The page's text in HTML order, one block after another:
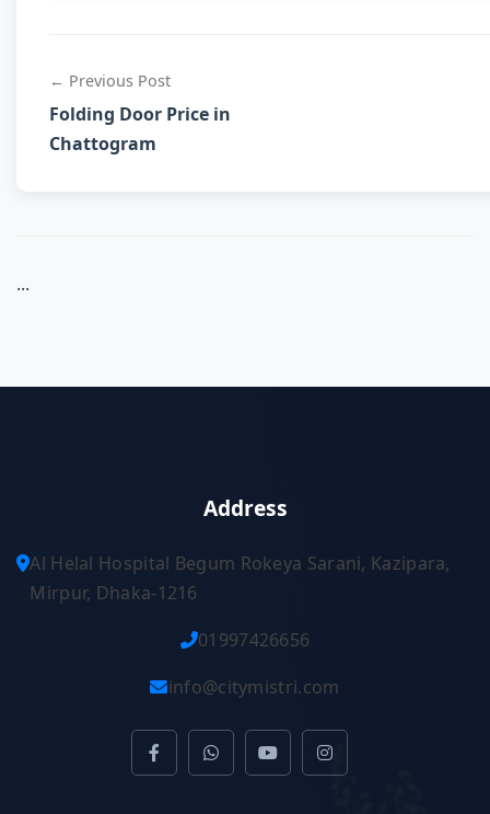
← Previous Post
Folding Door Price in
Chattogram
...
Address
Al Helal Hospital Begum Rokeya Sarani, Kazipara,
Mirpur, Dhaka-1216
01997426656
info@citymistri.com